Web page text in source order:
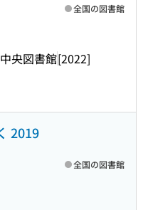
央図書館[2022]
全国の図書館
2019
全国の図書館